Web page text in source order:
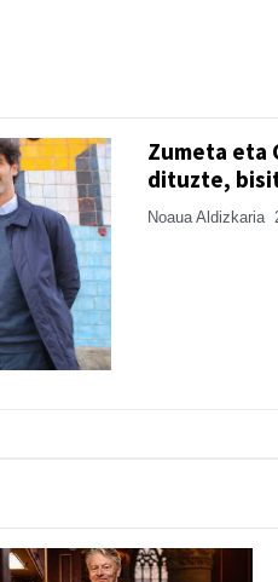
Zumeta eta
dituzte,
Noaua Aldizkaria